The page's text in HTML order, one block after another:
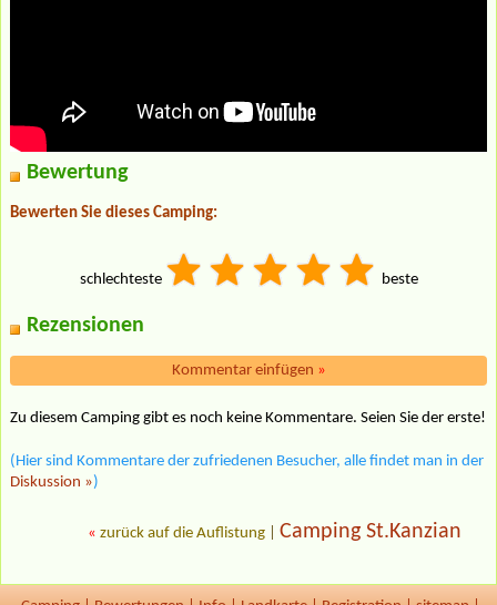
Bewertung
Bewerten Sie dieses Camping:
schlechteste beste
Rezensionen
Kommentar einfügen »
Zu diesem Camping gibt es noch keine Kommentare. Seien Sie der erste!
(Hier sind Kommentare der zufriedenen Besucher, alle findet man in der
Diskussion »)
« zurück auf die Auflistung Camping St.Kanzian